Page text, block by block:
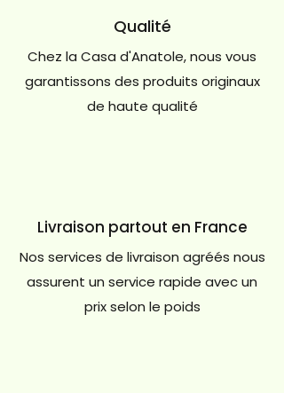
Qualité
Chez la Casa d'Anatole, nous vous
garantissons des produits originaux
de haute qualité
Livraison partout en France
Nos services de livraison agréés nous
assurent un service rapide avec un
prix selon le poids